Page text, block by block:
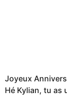
Joyeux
Hé Kylian, tu as